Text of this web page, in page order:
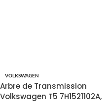
VOLKSWAGEN
Arbre de Transmission
Volkswagen T5 7H1521102A,